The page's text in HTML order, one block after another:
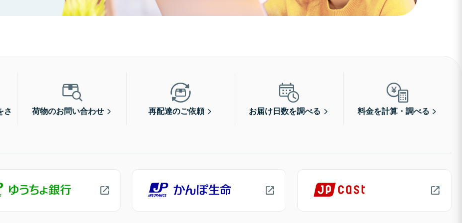
さ
荷物のお問い合わせ 再配達のご依頼 お届け日数を調べる 料金を計算・調べる